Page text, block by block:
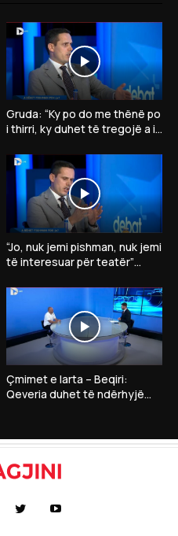
Gruda: “Ky po do me thënë po
i thirri, ky duhet të tregojë a ia
“Jo, nuk jemi pishman, nuk jemi
të interesuar për teatër”
Kurtin nuk ka..
Çmimet e larta – Beqiri:
Qeveria duhet të ndërhyjë